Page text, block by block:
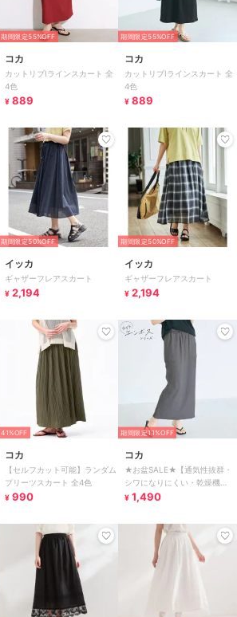
期間限定55%OFF
コカ
カットリブIラインスカート 全
4色
¥ 889
期間限定55%OFF
コカ
カットリブIラインスカート 全
4色
¥ 889
期間限定50%OFF
イッカ
ギャザーフレアスカート
¥ 2,194
期間限定50%OFF
イッカ
ギャザーフレアスカート
¥ 2,194
41%OFF
コカ
【セルフカット可能】ランダム
プリーツスカート 全4色
¥ 990
期間限定11%OFF
コカ
★お盆SALE★【通気性抜群・
シワになりにくい・乾燥機
OK】ライトエンボスIラインス
¥ 1,490